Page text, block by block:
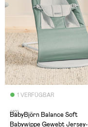
1 VERFÜGBAR
(12)
BabyBjörn Balance Soft
Babywippe Gewebt Jersey-